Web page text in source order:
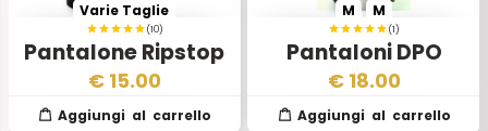
(10)
Pantalone Ripstop
Nero BDU
Varie Taglie
€ 15.00
(1)
Pantaloni DPO
Impermeabili
Esercito Inglese
M M
€ 18.00